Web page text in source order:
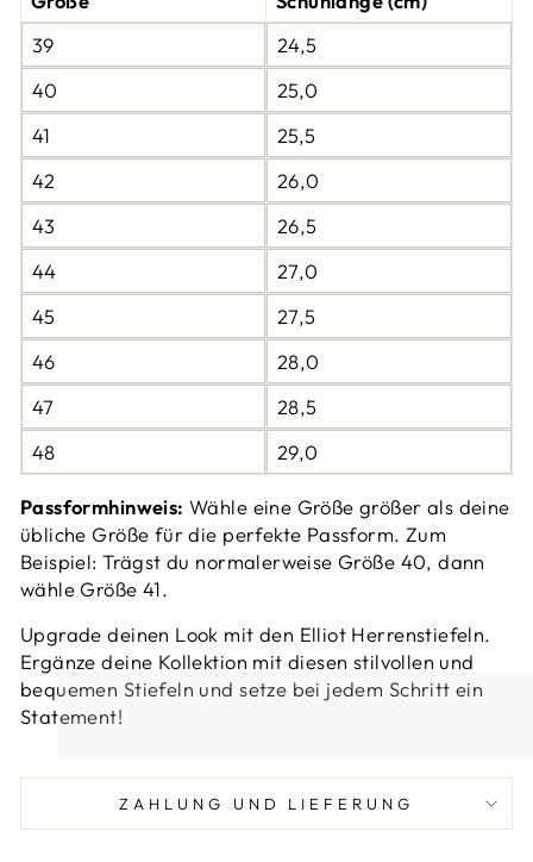
39
24,5
40
25,0
41
25,5
42
26,0
43
26,5
44
27,0
45
27,5
46
28,0
47
28,5
48
29,0
Passformhinweis: Wähle eine Größe größer als deine
übliche Größe für die perfekte Passform. Zum
Beispiel: Trägst du normalerweise Größe 40, dann
wähle Größe 41.
Upgrade deinen Look mit den Elliot Herrenstiefeln.
Ergänze deine Kollektion mit diesen stilvollen und
bequemen Stiefeln und setze bei jedem Schritt ein
Statement!
ZAHLUNG UND LIEFERUNG